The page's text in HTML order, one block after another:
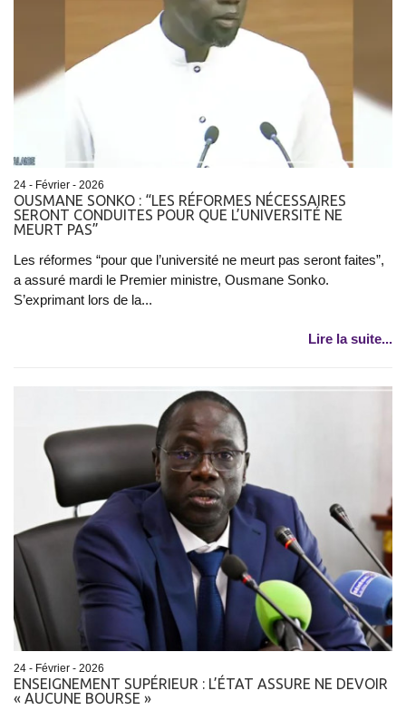
24 - Février - 2026
OUSMANE SONKO : “LES RÉFORMES NÉCESSAIRES
SERONT CONDUITES POUR QUE L’UNIVERSITÉ NE
MEURT PAS”
Les réformes “pour que l’université ne meurt pas seront faites”,
a assuré mardi le Premier ministre, Ousmane Sonko.
S’exprimant lors de la...
Lire la suite...
24 - Février - 2026
ENSEIGNEMENT SUPÉRIEUR : L’ÉTAT ASSURE NE DEVOIR
« AUCUNE BOURSE »